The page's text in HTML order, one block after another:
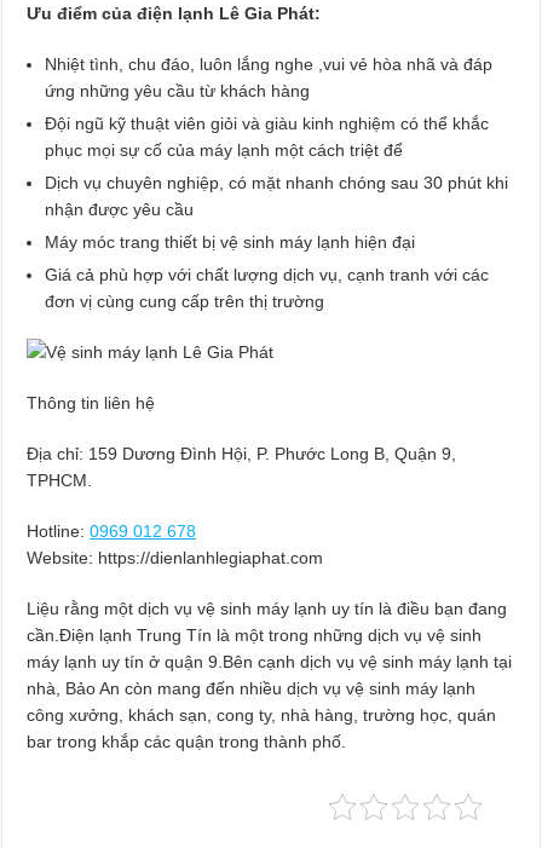
Ưu điểm của điện lạnh Lê Gia Phát:
Nhiệt tình, chu đáo, luôn lắng nghe ,vui vẻ hòa nhã và đáp
ứng những yêu cầu từ khách hàng
Đội ngũ kỹ thuật viên giỏi và giàu kinh nghiệm có thể khắc
phục mọi sự cố của máy lạnh một cách triệt để
Dịch vụ chuyên nghiệp, có mặt nhanh chóng sau 30 phút khi
nhận được yêu cầu
Máy móc trang thiết bị vệ sinh máy lạnh hiện đại
Giá cả phù hợp với chất lượng dịch vụ, cạnh tranh với các
đơn vị cùng cung cấp trên thị trường
Thông tin liên hệ
Địa chỉ: 159 Dương Đình Hội, P. Phước Long B, Quận 9,
TPHCM.
Hotline: 0969 012 678
Website: https://dienlanhlegiaphat.com
Liệu rằng một dịch vụ vệ sinh máy lạnh uy tín là điều bạn đang
cần.Điện lạnh Trung Tín là một trong những dịch vụ vệ sinh
máy lạnh uy tín ở quận 9.Bên cạnh dịch vụ vệ sinh máy lạnh tại
nhà, Bảo An còn mang đến nhiều dịch vụ vệ sinh máy lạnh
công xưởng, khách sạn, cong ty, nhà hàng, trường học, quán
bar trong khắp các quận trong thành phố.